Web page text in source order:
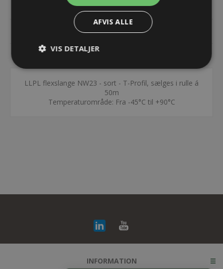
SPECIFIKATIONER
DOKUMENTER
LLPL flexslange NW23 - sort - T-Profil, sælges i rulle á
50m
Temperaturområde: Fra -45°C til +90°C
INFORMATION
AFVIS ALLE
VIS DETALJER